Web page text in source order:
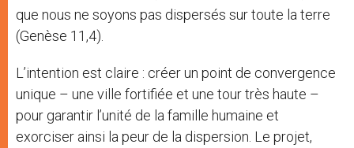
que nous ne soyons pas dispersés sur toute la terre
(Genèse 11,4).
L’intention est claire : créer un point de convergence
unique – une ville fortifiée et une tour très haute –
pour garantir l’unité de la famille humaine et
exorciser ainsi la peur de la dispersion. Le projet,